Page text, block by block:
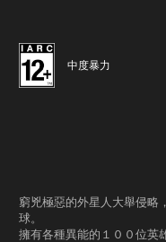
中度暴力
窮兇極惡的外星人大舉侵略
球。
擁有各種異能的１００位英